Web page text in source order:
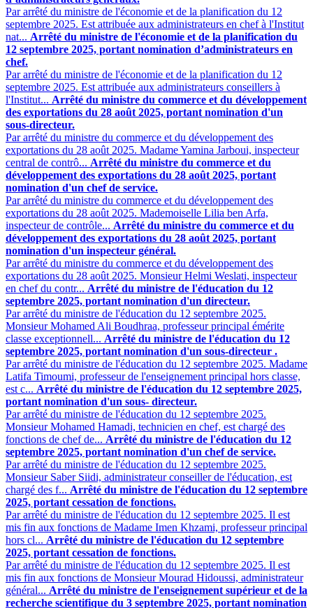
Par arrêté du ministre de l'économie et de la planification du 12
septembre 2025. Est attribuée aux administrateurs en chef à l'Institut
nat... Arrêté du ministre de l'économie et de la planification du
12 septembre 2025, portant nomination d’administrateurs en
chef.
Par arrêté du ministre de l'économie et de la planification du 12
septembre 2025. Est attribuée aux administrateurs conseillers à
l'Institut... Arrêté du ministre du commerce et du développement
des exportations du 28 août 2025, portant nomination d'un
sous-directeur.
Par arrêté du ministre du commerce et du développement des
exportations du 28 août 2025. Madame Yamina Jarboui, inspecteur
central de contrô... Arrêté du ministre du commerce et du
développement des exportations du 28 août 2025, portant
nomination d'un chef de service.
Par arrêté du ministre du commerce et du développement des
exportations du 28 août 2025. Mademoiselle Lilia ben Arfa,
inspecteur de contrôle... Arrêté du ministre du commerce et du
développement des exportations du 28 août 2025, portant
nomination d'un inspecteur général.
Par arrêté du ministre du commerce et du développement des
exportations du 28 août 2025. Monsieur Helmi Weslati, inspecteur
en chef du contr... Arrêté du ministre de l'éducation du 12
septembre 2025, portant nomination d'un directeur.
Par arrêté du ministre de l'éducation du 12 septembre 2025.
Monsieur Mohamed Ali Boudhraa, professeur principal émérite
classe exceptionnell... Arrêté du ministre de l'éducation du 12
septembre 2025, portant nomination d'un sous-directeur .
Par arrêté du ministre de l'éducation du 12 septembre 2025. Madame
Latifa Timoumi, professeur de l'enseignement principal hors classe,
est c... Arrêté du ministre de l'éducation du 12 septembre 2025,
portant nomination d'un sous- directeur.
Par arrêté du ministre de l'éducation du 12 septembre 2025.
Monsieur Mohamed Hamadi, technicien en chef, est chargé des
fonctions de chef de... Arrêté du ministre de l'éducation du 12
septembre 2025, portant nomination d'un chef de service.
Par arrêté du ministre de l'éducation du 12 septembre 2025.
Monsieur Saber Siidi, administrateur conseiller de l'éducation, est
chargé des f... Arrêté du ministre de l'éducation du 12 septembre
2025, portant cessation de fonctions.
Par arrêté du ministre de l'éducation du 12 septembre 2025. Il est
mis fin aux fonctions de Madame Imen Khzami, professeur principal
hors cl... Arrêté du ministre de l'éducation du 12 septembre
2025, portant cessation de fonctions.
Par arrêté du ministre de l'éducation du 12 septembre 2025. Il est
mis fin aux fonctions de Monsieur Mourad Hidoussi, administrateur
général... Arrêté du ministre de l'enseignement supérieur et de la
recherche scientifique du 3 septembre 2025, portant nomination